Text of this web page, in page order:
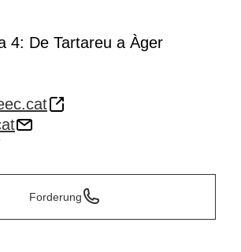
4: De Tartareu a Àger
Forderung